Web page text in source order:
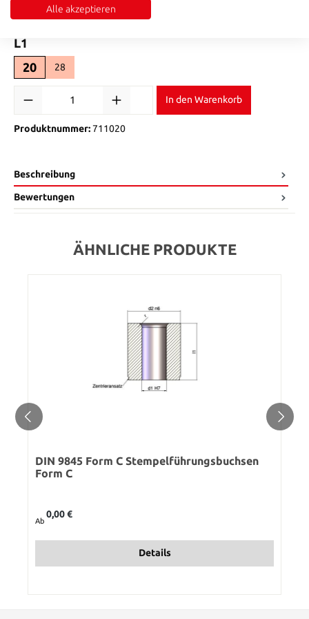
(Diese Option ist zurzeit nicht verfügbar.)
17,6(Diese Option ist zurzeit nicht verfügbar.)
17,7(Diese Option ist zurzeit nicht verfügbar.)
17,8
(Diese Option ist zurzeit nicht verfügbar.)
L1
20
28
In den Warenkorb
Produktnummer:711020
Beschreibung
Bewertungen
ÄHNLICHE PRODUKTE
DIN 9845 Form C Stempelführungsbuchsen
Form C
Ab
0,00 €
Details
Alle akzeptieren